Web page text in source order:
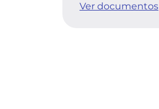
Ver documentos